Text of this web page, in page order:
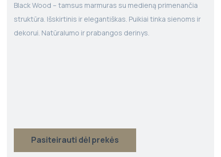
Black Wood – tamsus marmuras su medieną primenančia
struktūra. Išskirtinis ir elegantiškas. Puikiai tinka sienoms ir
dekorui. Natūralumo ir prabangos derinys.
Pasiteirauti dėl prekės